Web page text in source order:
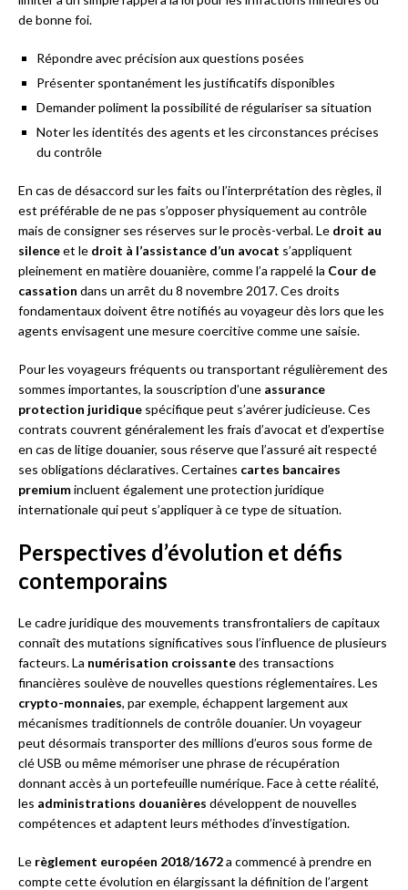
de bonne foi.
Répondre avec précision aux questions posées
Présenter spontanément les justificatifs disponibles
Demander poliment la possibilité de régulariser sa situation
Noter les identités des agents et les circonstances précises
du contrôle
En cas de désaccord sur les faits ou l’interprétation des règles, il
est préférable de ne pas s’opposer physiquement au contrôle
mais de consigner ses réserves sur le procès-verbal. Le droit au
silenceet le droit à l’assistance d’un avocat s’appliquent
pleinement en matière douanière, comme l’a rappelé la Cour de
cassation dans un arrêt du 8 novembre 2017. Ces droits
fondamentaux doivent être notifiés au voyageur dès lors que les
agents envisagent une mesure coercitive comme une saisie.
Pour les voyageurs fréquents ou transportant régulièrement des
sommes importantes, la souscription d’une assurance
protection juridique spécifique peut s’avérer judicieuse. Ces
contrats couvrent généralement les frais d’avocat et d’expertise
en cas de litige douanier, sous réserve que l’assuré ait respecté
ses obligations déclaratives. Certaines cartes bancaires
premiumincluent également une protection juridique
internationale qui peut s’appliquer à ce type de situation.
Perspectives d’évolution et défis
contemporains
Le cadre juridique des mouvements transfrontaliers de capitaux
connaît des mutations significatives sous l’influence de plusieurs
facteurs. La numérisation croissantedes transactions
financières soulève de nouvelles questions réglementaires. Les
crypto-monnaies, par exemple, échappent largement aux
mécanismes traditionnels de contrôle douanier. Un voyageur
peut désormais transporter des millions d’euros sous forme de
clé USB ou même mémoriser une phrase de récupération
donnant accès à un portefeuille numérique. Face à cette réalité,
les administrations douanières développent de nouvelles
compétences et adaptent leurs méthodes d’investigation.
Le règlement européen 2018/1672a commencé à prendre en
compte cette évolution en élargissant la définition de l’argent